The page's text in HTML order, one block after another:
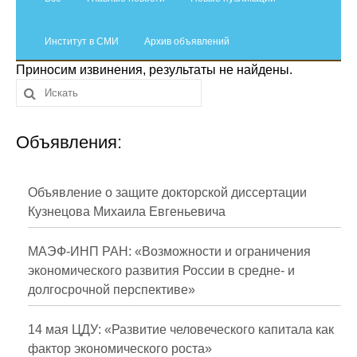
Сотрудники
Отчетность
Противодействие коррупции
Проблемы прогнозирования
О журнале
Номера журналов
Институт в СМИ Архив объявлений
Приносим извинения, результаты не найдены.
Объявления:
Объявление о защите докторской диссертации
Кузнецова Михаила Евгеньевича
МАЭФ-ИНП РАН: «Возможности и ограничения
экономического развития России в средне- и
долгосрочной перспективе»
14 мая ЦДУ: «Развитие человеческого капитала как
фактор экономического роста»